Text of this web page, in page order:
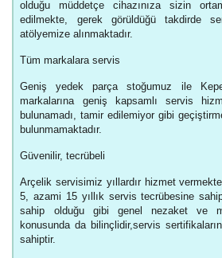
olduğu müddetçe cihazınıza sizin
edilmekte, gerek görüldüğü takdirde
atölyemize alınmaktadır.
Tüm markalara servis
Geniş yedek parça stoğumuz ile
markalarına geniş kapsamlı servis
bulunamadı, tamir edilemiyor gibi
bulunmamaktadır.
Güvenilir, tecrübeli
Arçelik servisimiz yıllardır hizmet
5, azami 15 yıllık servis tecrübesine
sahip olduğu gibi genel nezaket ve
konusunda da bilinçlidir,servis
sahiptir.